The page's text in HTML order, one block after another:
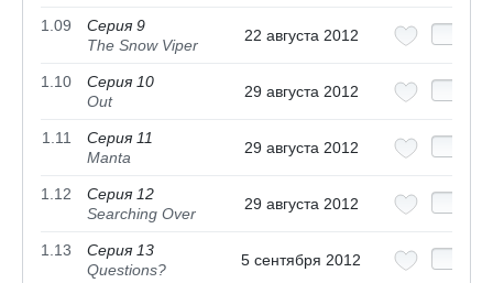
1.09
Серия 9
The Snow Viper
22 августа 2012
1.10
Серия 10
Out
29 августа 2012
1.11
Серия 11
Manta
29 августа 2012
1.12
Серия 12
Searching Over
29 августа 2012
1.13
Серия 13
Questions?
5 сентября 2012